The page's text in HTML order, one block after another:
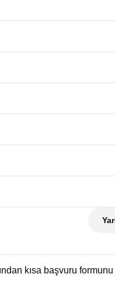
kısa başvuru